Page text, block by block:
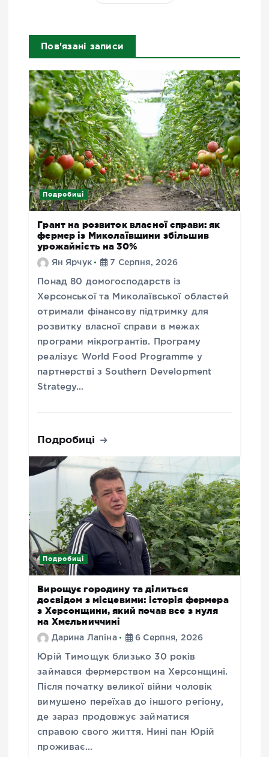
Пов'язані записи
Подробиці
Грант на розвиток власної справи: як
фермер із Миколаївщини збільшив
урожайність на 30%
Ян Ярчук 7 Серпня, 2026
Понад 80 домогосподарств із
Херсонської та Миколаївської областей
отримали фінансову підтримку для
розвитку власної справи в межах
програми мікрогрантів. Програму
реалізує World Food Programme у
партнерстві з Southern Development
Strategy…
Подробиці
Подробиці
Вирощує городину та ділиться
досвідом з місцевими: історія фермера
з Херсонщини, який почав все з нуля
на Хмельниччині
Дарина Лапіна 6 Серпня, 2026
Юрій Тимощук близько 30 років
займався фермерством на Херсонщині.
Після початку великої війни чоловік
вимушено переїхав до іншого регіону,
де зараз продовжує займатися
справою свого життя. Нині пан Юрій
проживає…